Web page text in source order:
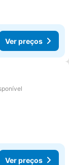
Ver preços
favoritos
Ver preços